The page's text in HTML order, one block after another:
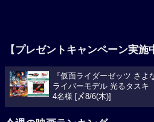
【プレゼントキャンペーン実施
『仮面ライダーゼッツ さ
ライバーモデル 光るタスキ
4名様 [〆8/6(木)]